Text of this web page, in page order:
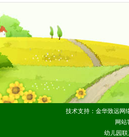
技术支持：金华致远网
网
幼儿园